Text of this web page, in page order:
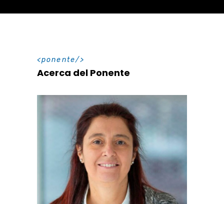
ponente
Acerca del Ponente